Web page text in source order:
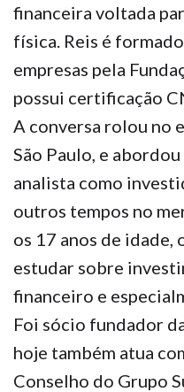
financeira voltada
física. Reis é
empresas pela
possui certificação
A conversa rolou no
São Paulo, e
analista como
outros tempos no
os 17 anos de idade,
estudar sobre
financeiro e
Foi sócio fundador
hoje também atua
Conselho do Grupo